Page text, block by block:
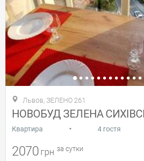
Львов, ЗЕЛЕНО 261
НОВОБУД ЗЕЛЕНА
Квартира • 4 гостя
2070 грн за сутки